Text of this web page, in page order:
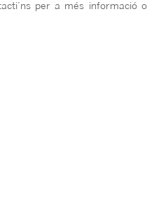
per a més informació o